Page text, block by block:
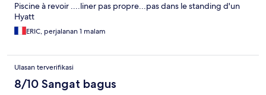
Piscine à revoir ....liner pas propre...pas dans le standing d'un
Hyatt
ERIC, perjalanan 1 malam
Ulasan terverifikasi
8/10 Sangat bagus